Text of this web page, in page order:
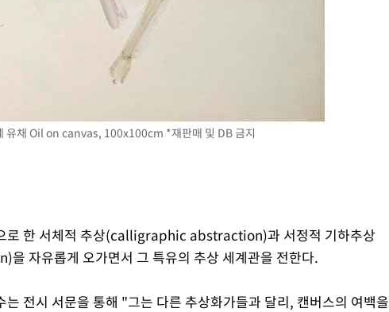
채 Oil on canvas, 100x100cm *재판매 및 DB 금지
로 한 서체적 추상(calligraphic abstraction)과 서정적 기하추상
자유롭게 오가면서 그 특유의 추상 세계관을 전한다.
전시 서문을 통해 "그는 다른 추상화가들과 달리, 캔버스의 여백을